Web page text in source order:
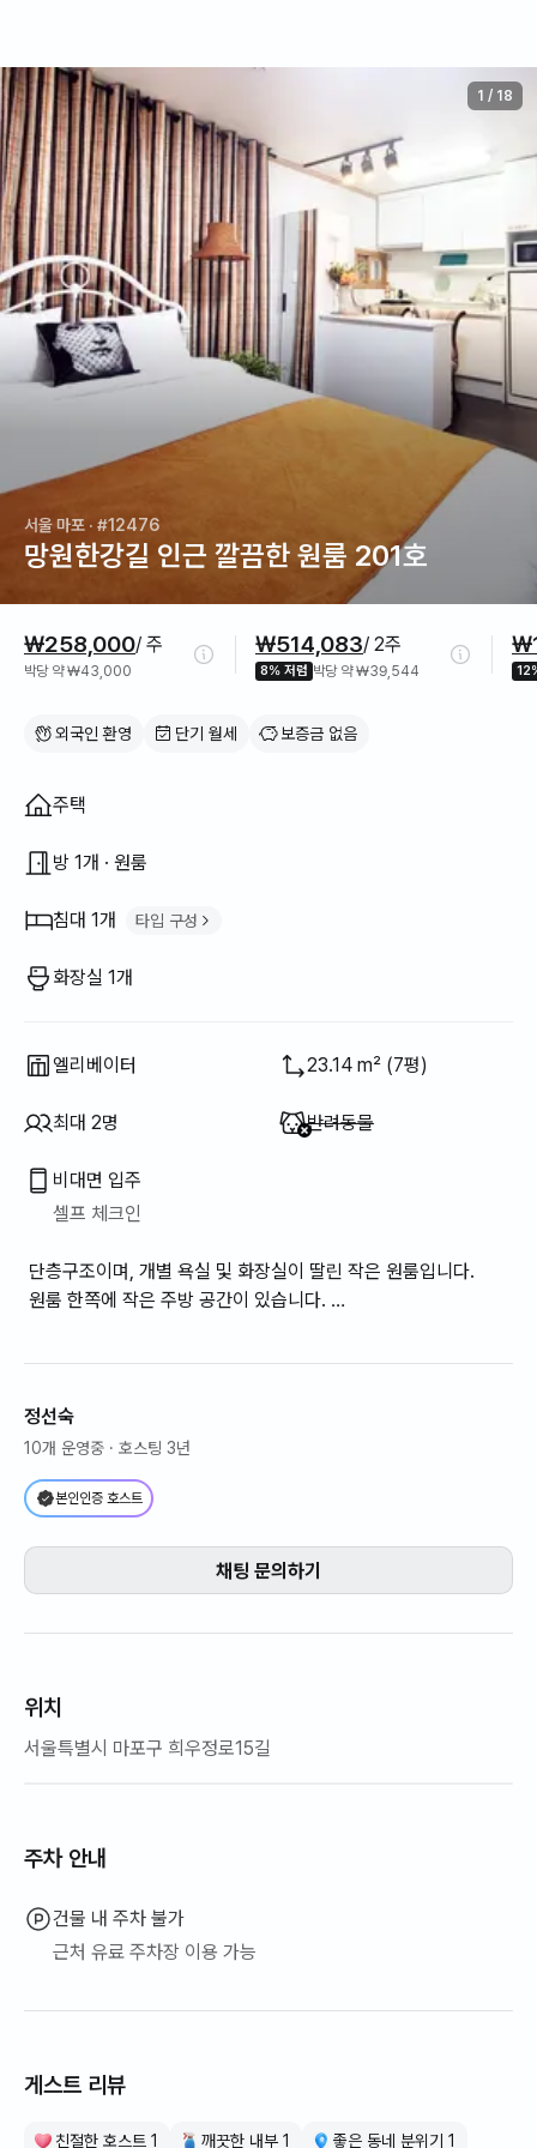
서울 마포 · #12476
망원한강길 인근 깔끔한 원룸 201호
1 / 18
₩258,000/ 주
박당 약 ₩43,000
₩514,083/ 2주
8% 저렴 박당 약 ₩39,544
외국인 환영 단기 월세 보증금 없음
집 구조
주택
방 1개 · 원룸
침대 1개 타입 구성
화장실 1개
엘리베이터 23.14 m² (7평)
최대 2명 이용 불가
반려동물
비대면 입주
셀프 체크인
단층구조이며, 개별 욕실 및 화장실이 딸린 작은 원룸입니다.
원룸 한쪽에 작은 주방 공간이 있습니다.
환기가 가능한 창문이 있습니다.
정선숙
10개 운영중 · 호스팅 3년
본인인증 호스트
채팅 문의하기
위치
서울특별시 마포구 희우정로15길
주차 안내
건물 내 주차 불가
근처 유료 주차장 이용 가능
게스트 리뷰
친절한 호스트 1 깨끗한 내부 1 좋은 동네 분위기 1